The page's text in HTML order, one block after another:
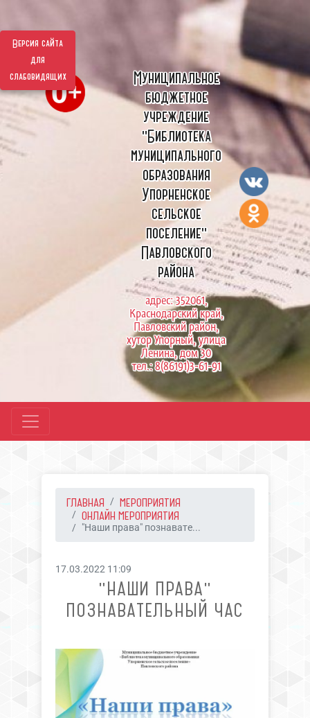
Версия сайта
для
слабовидящих
Муниципальное
бюджетное
учреждение
"Библиотека
муниципального
образования
Упорненское
сельское
поселение"
Павловского
района
адрес: 352061,
Краснодарский край,
Павловский район,
хутор Упорный, улица
Ленина, дом 30
тел.: 8(86191)3-61-91
ГЛАВНАЯ
МЕРОПРИЯТИЯ
ОНЛАЙН МЕРОПРИЯТИЯ
"Наши права" познавате...
17.03.2022 11:09
"НАШИ ПРАВА"
ПОЗНАВАТЕЛЬНЫЙ ЧАС